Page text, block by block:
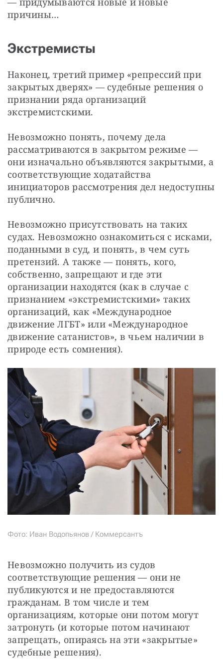
причины…
Экстремисты
Наконец, третий пример «репрессий при
закрытых дверях» — судебные решения о
признании ряда организаций
экстремистскими.
Невозможно понять, почему дела
рассматриваются в закрытом режиме —
они изначально объявляются закрытыми, а
соответствующие ходатайства
инициаторов рассмотрения дел недоступны
публично.
Невозможно присутствовать на таких
судах. Невозможно ознакомиться с исками,
поданными в суд, и понять, в чем суть
претензий. А также — понять, кого,
собственно, запрещают и где эти
организации находятся (как в случае с
признанием «экстремистскими» таких
организаций, как «Международное
движение ЛГБТ» или «Международное
движение сатанистов», в чьем наличии в
природе есть сомнения).
Фото: Иван Водопьянов / Коммерсантъ
Невозможно получить из судов
соответствующие решения — они не
публикуются и не предоставляются
гражданам. В том числе и тем
организациям, которые они потом могут
затронуть (и которые потом начинают
запрещать, опираясь на эти «закрытые»
судебные решения).